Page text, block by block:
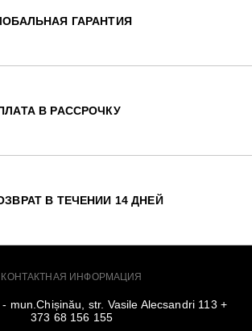
ГАРАНТИЯ
В РАССРОЧКУ
В ТЕЧЕНИИ 14 ДНЕЙ
КОНТАКТНАЯ ИНФОРМАЦИЯ
mun.Chișinău, str. Vasile Alecsandri 113 +
373 68 156 155